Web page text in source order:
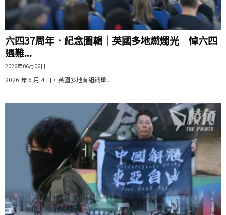
六四37周年．紀念圖輯｜英國多地燃燭光 悼六四
遇難...
2026年06月06日
2026 年 6 月 4 日，英國多地有組織舉...